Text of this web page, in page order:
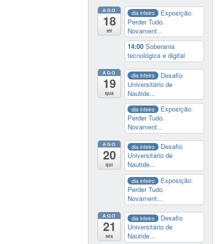
AGO
18
ter
dia inteiro
Exposição:
Perder Tudo.
Novament...
14:00Soberania
tecnológica e digital
AGO
19
qua
dia inteiro
Desafio
Universitário de
Nautide...
dia inteiro
Exposição:
Perder Tudo.
Novament...
AGO
20
qui
dia inteiro
Desafio
Universitário de
Nautide...
dia inteiro
Exposição:
Perder Tudo.
Novament...
AGO
21
sex
dia inteiro
Desafio
Universitário de
Nautide...